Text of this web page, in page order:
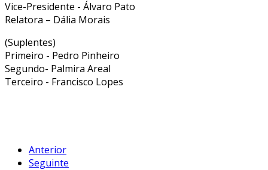
Vice-Presidente - Álvaro Pato
Relatora – Dália Morais
(Suplentes)
Primeiro - Pedro Pinheiro
Segundo- Palmira Areal
Terceiro - Francisco Lopes
Anterior
Seguinte